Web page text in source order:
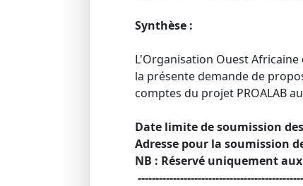
Synthèse :
L'Organisation Ouest
la présente demande de
comptes du projet PROALAB
Date limite de soumission
Adresse pour la soumission
NB : Réservé uniquement